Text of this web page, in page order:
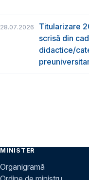
28.07.2026
Titularizare
scrisă din
didactice/
MINISTER
Organigramă